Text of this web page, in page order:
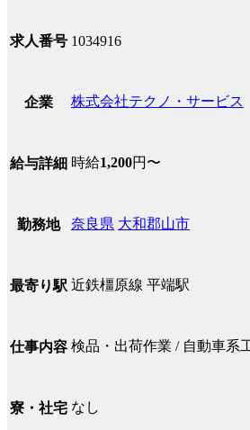
求人番号 1034916
企業 株式会社テクノ・サービス
給与詳細 時給1,200円〜
勤務地 奈良県 大和郡山市
最寄り駅 近鉄橿原線 平端駅
仕事内容 検品・出荷作業 / 自動車系
寮・社宅 なし